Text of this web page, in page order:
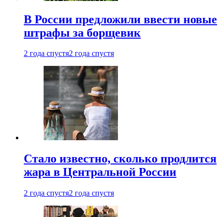
В России предложили ввести новые
штрафы за борщевик
2 года спустя2 года спустя
Стало известно, сколько продлится
жара в Центральной России
2 года спустя2 года спустя